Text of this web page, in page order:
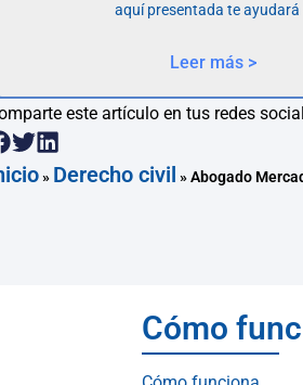
aquí presentada te ayudará
Leer más >
este artículo en tus redes
» Derecho civil »Abogado
Cómo